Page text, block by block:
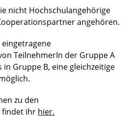
nicht Hochschulangehörige
angehören.
TeilnehmerIn der Gruppe A
in Gruppe B, eine gleichzeitige
zu den
findet ihr hier.